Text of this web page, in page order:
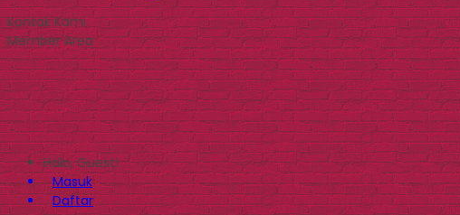
Kontak Kami
Member Area
Halo, Guest!
Masuk
Daftar